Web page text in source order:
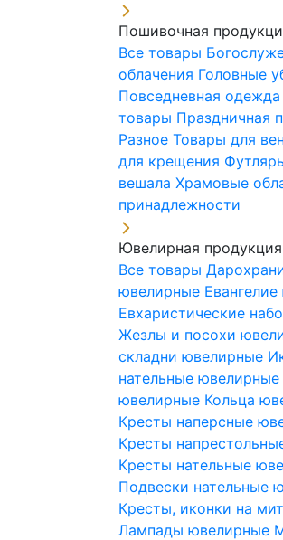
Пошивочная
Все товары
облачения Головные
Повседневная одежда
товары Праздничная
Разное Товары для
для крещения
вешала Храмовые
принадлежности
Ювелирная продукция
Все товары
ювелирные
Евхаристические
Жезлы и посохи
складни ювелирные
нательные ювелирные
ювелирные Кольца
Кресты наперсные
Кресты
Кресты нательные
Подвески нательные
Кресты, иконки на
Лампады ювелирные